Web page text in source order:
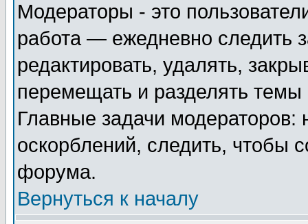
Модераторы - это
работа — ежедневно следить
редактировать, удалять,
перемещать и разделять
Главные задачи
оскорблений, следить, чтобы
форума.
Вернуться к началу